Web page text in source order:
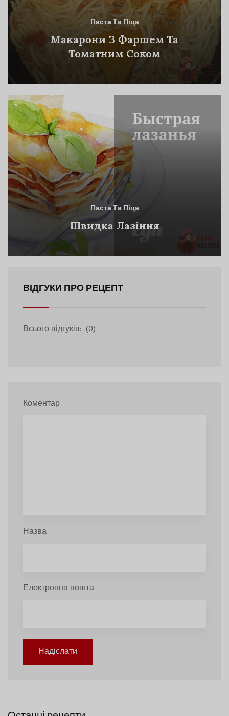
Паста Та Піца
Макарони З Фаршем Та
Томатним Соком
Паста Та Піца
Швидка Лазіння
ВІДГУКИ ПРО РЕЦЕПТ
Всього відгуків: (0)
Коментар
Назва
Електронна пошта
Надіслати